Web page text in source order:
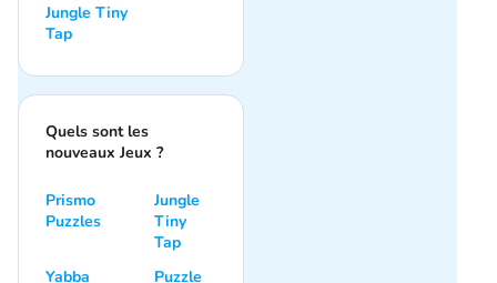
Jungle Tiny
Tap
Quels sont les
nouveaux Jeux ?
Prismo
Puzzles
Jungle
Tiny
Tap
Yabba
Puzzle